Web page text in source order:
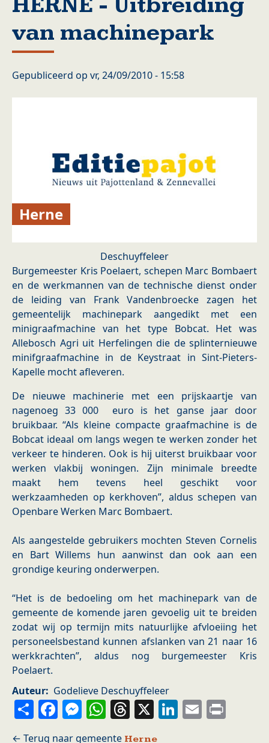
van machinepark
Gepubliceerd op vr, 24/09/2010 - 15:58
Herne
Deschuyffeleer
Burgemeester Kris Poelaert, schepen Marc Bombaert
en de werkmannen van de technische dienst onder
de leiding van Frank Vandenbroecke zagen het
gemeentelijk machinepark aangedikt met een
minigraafmachine van het type Bobcat. Het was
Allebosch Agri uit Herfelingen die de splinternieuwe
minifgraafmachine in de Keystraat in Sint-Pieters-
Kapelle mocht afleveren.
De nieuwe machinerie met een prijskaartje van
nagenoeg 33 000 euro is het ganse jaar door
bruikbaar. “Als kleine compacte graafmachine is de
Bobcat ideaal om langs wegen te werken zonder het
verkeer te hinderen. Ook is hij uiterst bruikbaar voor
werken vlakbij woningen. Zijn minimale breedte
maakt hem tevens heel geschikt voor
werkzaamheden op kerkhoven”, aldus schepen van
Openbare Werken Marc Bombaert.
Als aangestelde gebruikers mochten Steven Cornelis
en Bart Willems hun aanwinst dan ook aan een
grondige keuring onderwerpen.
“Het is de bedoeling om het machinepark van de
gemeente de komende jaren gevoelig uit te breiden
zodat wij op termijn mits natuurlijke afvloeiing het
personeelsbestand kunnen afslanken van 21 naar 16
werkkrachten”, aldus nog burgemeester Kris
Poelaert.
Auteur
Godelieve Deschuyffeleer
ShareFacebook
Messenger
WhatsApp
Threads
X LinkedIn
Email
Herne